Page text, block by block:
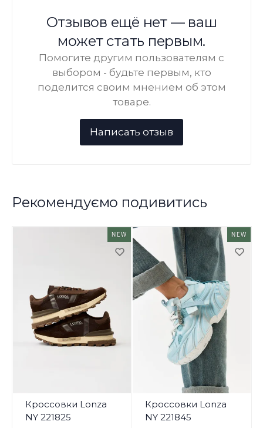
Отзывов ещё нет — ваш
может стать первым.
Помогите другим пользователям с
выбором - будьте первым, кто
поделится своим мнением об этом
товаре.
Рекомендуємо подивитись
NEW
Кроссовки Lonza
NY 221825
NEW
Кроссовки Lonza
NY 221845